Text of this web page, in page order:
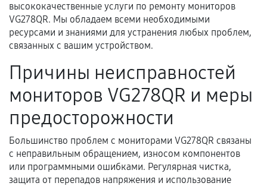
Документы для подтверждения
гарантии
Акт выполненных работ с датой, перечнем
услуг и сроком гарантии.
и кассовый чек.
Расширенная гарантия
высококачественные услуги по ремонту мониторов
VG278QR. Мы обладаем всеми необходимыми
ресурсами и знаниями для устранения любых проблем,
связанных с вашим устройством.
Причины неисправностей
мониторов VG278QR и меры
предосторожности
Большинство проблем с мониторами VG278QR связаны
с неправильным обращением, износом компонентов
или программными ошибками. Регулярная чистка,
защита от перепадов напряжения и использование